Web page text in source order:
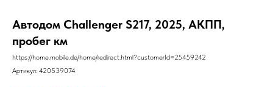
Автодом Challenger S217, 2025, АКПП,
пробег км
https://home.mobile.de/home/redirect.html?customerId=25459242
Артикул: 420539074